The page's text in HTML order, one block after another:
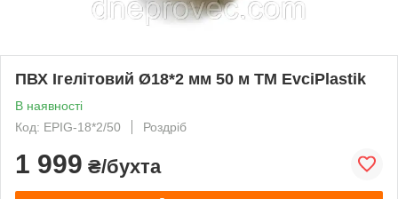
ПВХ Ігелітовий Ø18*2 мм 50 м ТМ EvciPlastik
В наявності
Код: EPIG-18*2/50
Роздріб
1 999 ₴/бухта